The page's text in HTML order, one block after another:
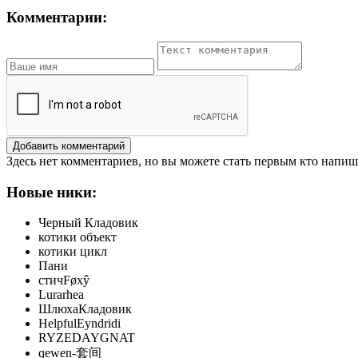
Комментарии:
Добавить комментарий
Здесь нет комментариев, но вы можете стать первым кто
Новые ники:
Черный Кладовик
котики объект
котики цикл
Пани
стичFøxŷ
Lurarhea
ШлюхаКладовик
HelpfulEyndridi
RYZEDAYGNAT
qewen-套间